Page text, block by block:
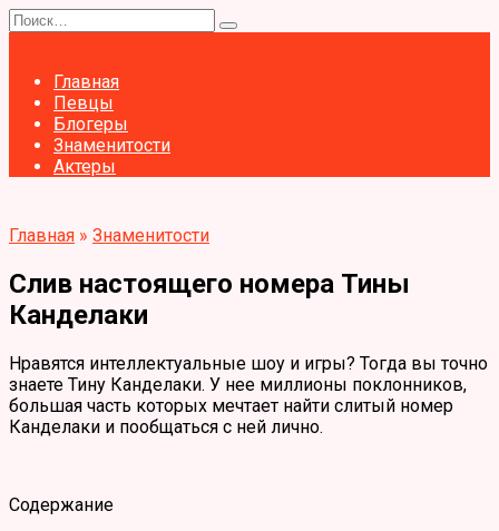
Перейти
к
Search
for:
Главная
Певцы
Блогеры
Знаменитости
Актеры
Главная » Знаменитости
Слив настоящего номера Тины
Канделаки
Нравятся интеллектуальные шоу и игры? Тогда вы точно
знаете Тину Канделаки. У нее миллионы поклонников,
большая часть которых мечтает найти слитый номер
Канделаки и пообщаться с ней лично.
Содержание